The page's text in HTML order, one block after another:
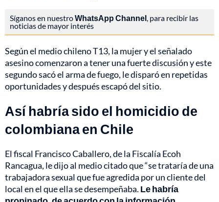
Síganos en nuestroWhatsApp Channel, para recibir las
noticias de mayor interés
Según el medio chileno T13, la mujer y el señalado
asesino comenzaron a tener una fuerte discusión y este
segundo sacó el arma de fuego, le disparó en repetidas
oportunidades y después escapó del sitio.
Así habría sido el homicidio de
colombiana en Chile
El fiscal Francisco Caballero, de la Fiscalía Ecoh
Rancagua, le dijo al medio citado que “se trataría de una
trabajadora sexual que fue agredida por un cliente del
local en el que ella se desempeñaba. Le habría